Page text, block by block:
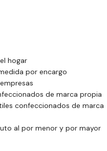
hogar
por encargo
de marca propia
confeccionados de marca
al por menor y por mayor